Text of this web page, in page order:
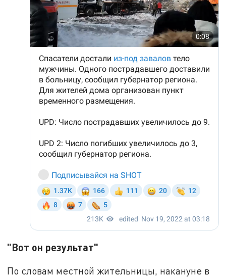
"Вот он результат"
По словам местной жительницы, накануне в